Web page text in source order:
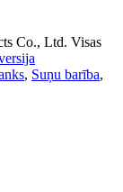
Co., Ltd. Visas
, Suņu barība,